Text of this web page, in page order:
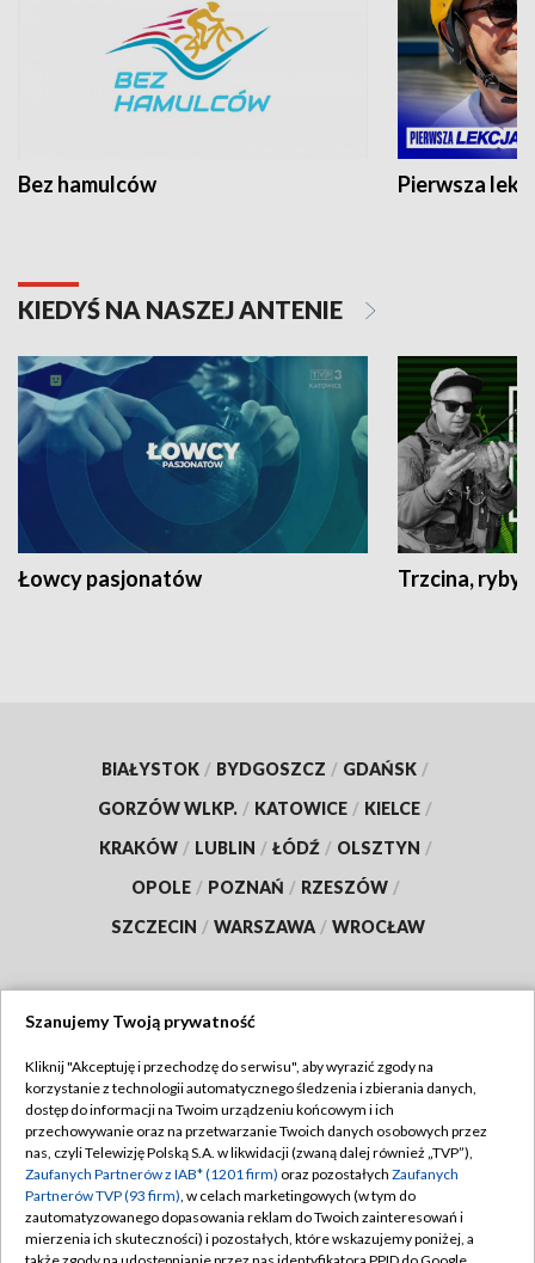
Bez hamulców Pierwsza
KIEDYŚ NA NASZEJ ANTENIE
Łowcy pasjonatów Trzcina, ryby
BIAŁYSTOK / BYDGOSZCZ / GDAŃSK /
GORZÓW WLKP. / KATOWICE / KIELCE /
KRAKÓW / LUBLIN / ŁÓDŹ / OLSZTYN /
OPOLE / POZNAŃ / RZESZÓW /
SZCZECIN / WARSZAWA / WROCŁAW
TVP
Abonament TVP
Emisja w TVP
Centrum informacji TVP
Naziemna Telewizja Cyfrowa
Regulamin TVP
Polityka prywatności
Moje zgody
Pomoc
Szanujemy Twoją prywatność
Kliknij "Akceptuję i przechodzę do serwisu", aby wyrazić zgody na
korzystanie z technologii automatycznego śledzenia i zbierania danych,
dostęp do informacji na Twoim urządzeniu końcowym i ich
przechowywanie oraz na przetwarzanie Twoich danych osobowych przez
nas, czyli Telewizję Polską S.A. w likwidacji (zwaną dalej również „TVP”),
Zaufanych Partnerów z IAB* (1201 firm) oraz pozostałych Zaufanych
Partnerów TVP (93 firm), w celach marketingowych (w tym do
zautomatyzowanego dopasowania reklam do Twoich zainteresowań i
mierzenia ich skuteczności) i pozostałych, które wskazujemy poniżej, a